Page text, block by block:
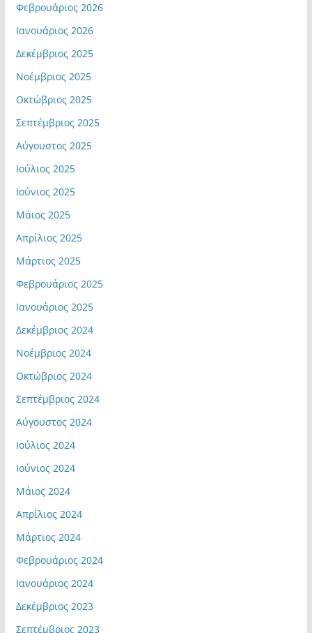
Φεβρουάριος 2026
Ιανουάριος 2026
Δεκέμβριος 2025
Νοέμβριος 2025
Οκτώβριος 2025
Σεπτέμβριος 2025
Αύγουστος 2025
Ιούλιος 2025
Ιούνιος 2025
Μάιος 2025
Απρίλιος 2025
Μάρτιος 2025
Φεβρουάριος 2025
Ιανουάριος 2025
Δεκέμβριος 2024
Νοέμβριος 2024
Οκτώβριος 2024
Σεπτέμβριος 2024
Αύγουστος 2024
Ιούλιος 2024
Ιούνιος 2024
Μάιος 2024
Απρίλιος 2024
Μάρτιος 2024
Φεβρουάριος 2024
Ιανουάριος 2024
Δεκέμβριος 2023
Σεπτέμβριος 2023